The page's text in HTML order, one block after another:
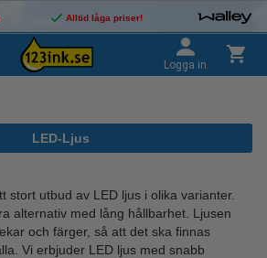
Alltid låga priser!
Logga in
LED-Ljus
stort utbud av LED ljus i olika varianter.
alternativ med lång hållbarhet. Ljusen
och färger, så att det ska finnas
Vi erbjuder LED ljus med snabb